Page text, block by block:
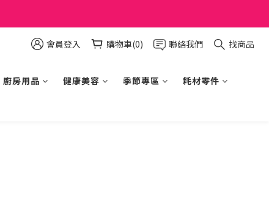
會員登入 購物車(0) 聯絡我們 找商品
廚房用品 健康美容 季節專區
耗材零件